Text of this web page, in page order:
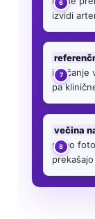
izvidi
izločanje
pa
večina
slabo